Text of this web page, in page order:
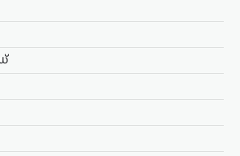
മെസ്സിയുടെ പിതാവും
(68) അന്തരിച്ചതായി
ആരോഗ്യപ്രശ്നങ്ങളെ
അന്ത്യം
,വാർത്തകൾ